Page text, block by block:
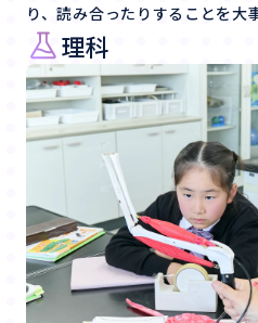
り、読み合ったりすることを大
理科